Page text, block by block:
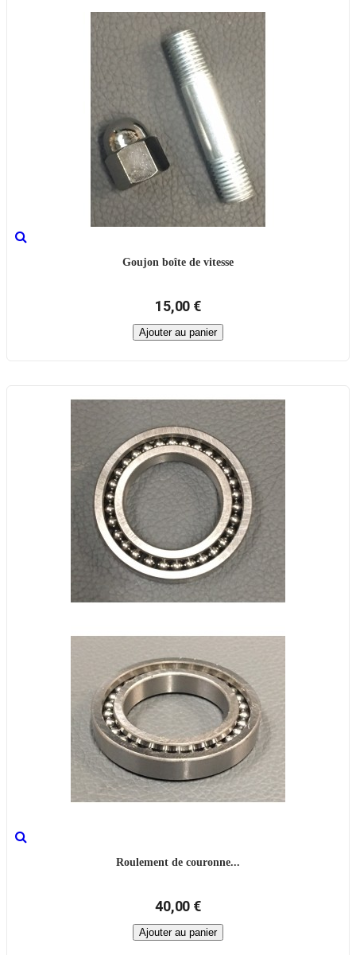
Goujon boîte de vitesse
15,00 €
Ajouter au panier
Roulement de couronne...
40,00 €
Ajouter au panier